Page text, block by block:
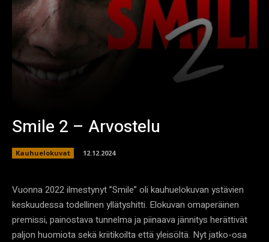
Smile 2 – Arvostelu
Kauhuelokuvat 12.12.2024
Vuonna 2022 ilmestynyt ”Smile” oli kauhuelokuvan ystävien
keskuudessa todellinen yllätyshitti. Elokuvan omaperäinen
premissi, painostava tunnelma ja piinaava jännitys herättivät
paljon huomiota sekä kriitikoilta että yleisöltä. Nyt jatko-osa